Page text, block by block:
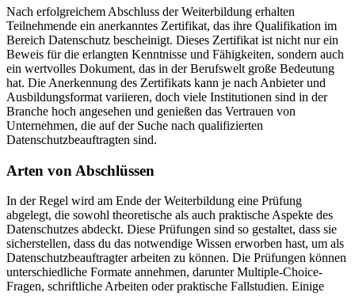
Nach erfolgreichem Abschluss der Weiterbildung erhalten
Teilnehmende ein anerkanntes Zertifikat, das ihre Qualifikation im
Bereich Datenschutz bescheinigt. Dieses Zertifikat ist nicht nur ein
Beweis für die erlangten Kenntnisse und Fähigkeiten, sondern auch
ein wertvolles Dokument, das in der Berufswelt große Bedeutung
hat. Die Anerkennung des Zertifikats kann je nach Anbieter und
Ausbildungsformat variieren, doch viele Institutionen sind in der
Branche hoch angesehen und genießen das Vertrauen von
Unternehmen, die auf der Suche nach qualifizierten
Datenschutzbeauftragten sind.
Arten von Abschlüssen
In der Regel wird am Ende der Weiterbildung eine Prüfung
abgelegt, die sowohl theoretische als auch praktische Aspekte des
Datenschutzes abdeckt. Diese Prüfungen sind so gestaltet, dass sie
sicherstellen, dass du das notwendige Wissen erworben hast, um als
Datenschutzbeauftragter arbeiten zu können. Die Prüfungen können
unterschiedliche Formate annehmen, darunter Multiple-Choice-
Fragen, schriftliche Arbeiten oder praktische Fallstudien. Einige